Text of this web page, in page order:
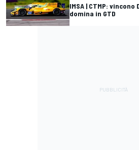
IMSA | CTMP:
domina in GTD